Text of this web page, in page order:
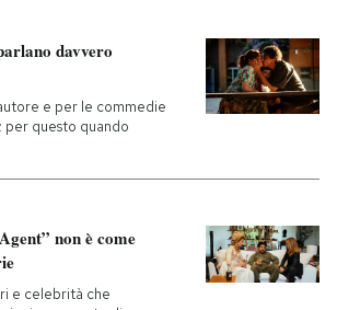
davvero
e per le commedie
per questo quando
non è come
e celebrità che